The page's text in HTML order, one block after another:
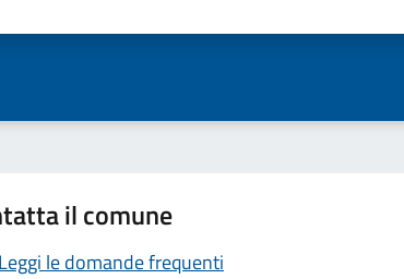
il comune
le domande frequenti